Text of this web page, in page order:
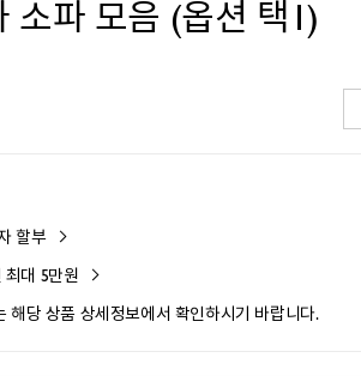
소파 모음 (옵션 택1)
할부
최대 5만원
해당 상품 상세정보에서 확인하시기 바랍니다.